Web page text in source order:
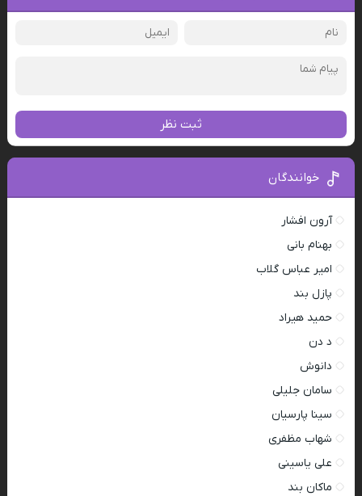
ثبت نظر
خوانندگان
آرون افشار
بهنام بانی
امیر عباس گلاب
پازل بند
حمید هیراد
د دن
دانوش
سامان جلیلی
سینا پارسیان
شهاب مظفری
علی یاسینی
ماکان بند